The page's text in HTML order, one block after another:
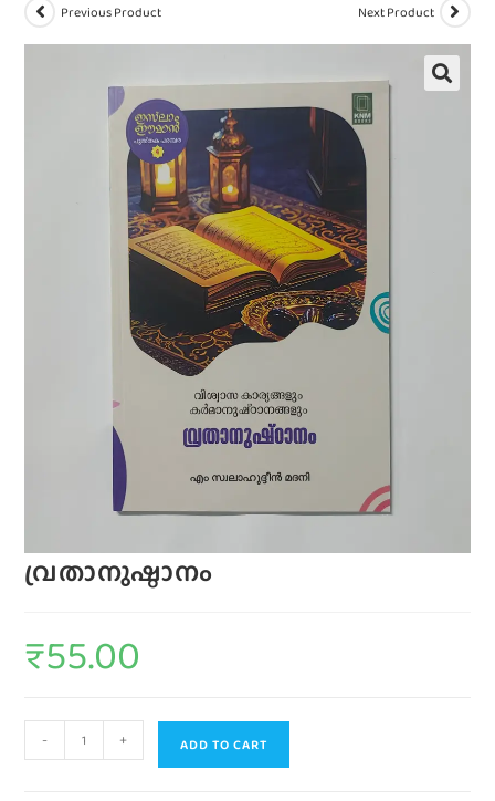
Previous Product Next Product
വ്രതാനുഷ്ഠാനം
₹55.00
- + ADD TO CART